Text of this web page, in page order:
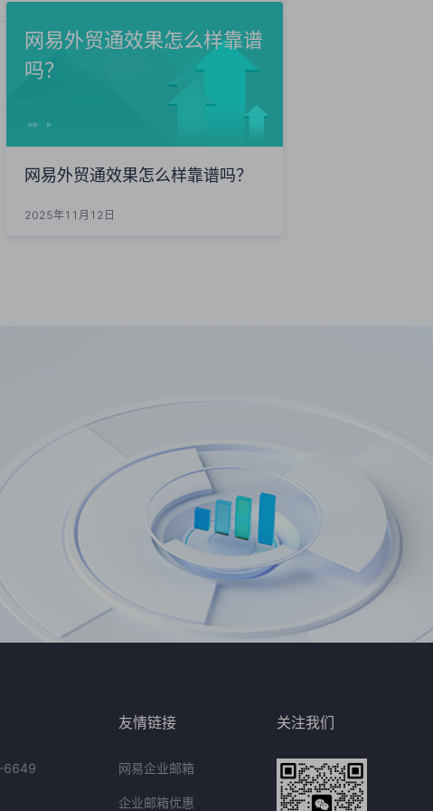
网易外贸通效果怎么样靠谱
吗？
网易外贸通效果怎么样靠谱吗？
2025年11月12日
6649
友情链接
网易企业邮箱
企业邮箱优惠
关注我们